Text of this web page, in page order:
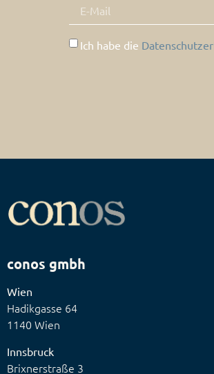
Ich habe die
conos gmbh
Wien
Hadikgasse 64
1140 Wien
Innsbruck
Brixnerstraße 3